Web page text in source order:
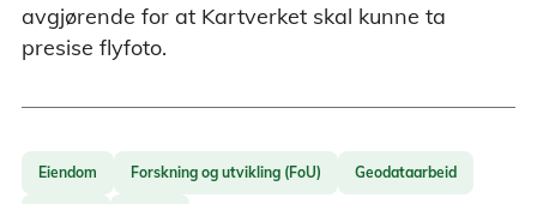
avgjørende for at Kartverket skal kunne ta
presise flyfoto.
Eiendom Forskning og utvikling (FoU) Geodataarbeid